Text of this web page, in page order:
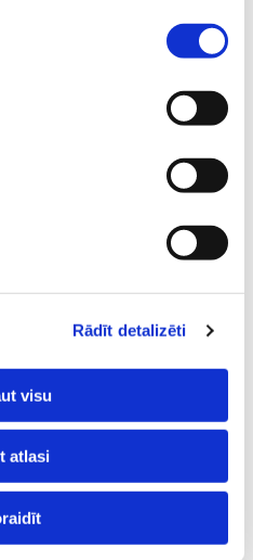
Rādīt detalizēti
visu
atlasi
uz divām pasaulēm:
divu pasauļu atslēga”
atgriežas: STENDERS